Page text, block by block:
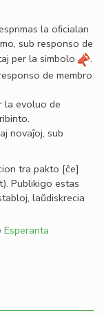
la oﬁcialan
sub responso de
per la simbolo
.
de membro
la evoluo de
novaĵoj, sub
tra pakto [ĉe]
. Publikigo estas
laŭdiskrecia
Esperanta